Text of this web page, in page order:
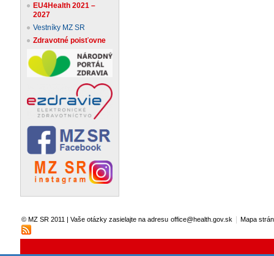
EU4Health 2021 –
2027
Vestníky MZ SR
Zdravotné poisťovne
© MZ SR 2011 | Vaše otázky zasielajte na adresu office@health.gov.sk Mapa